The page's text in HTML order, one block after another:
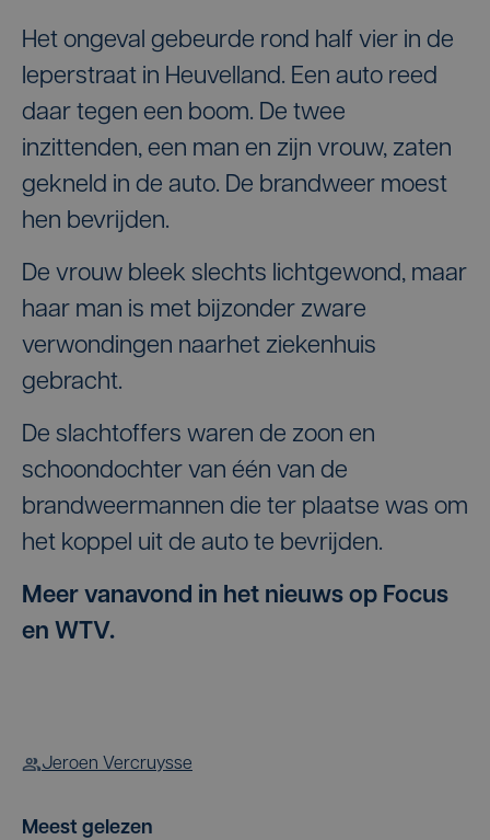
Het ongeval gebeurde rond half vier in de
Ieperstraat in Heuvelland. Een auto reed
daar tegen een boom. De twee
inzittenden, een man en zijn vrouw, zaten
gekneld in de auto. De brandweer moest
hen bevrijden.
De vrouw bleek slechts lichtgewond, maar
haar man is met bijzonder zware
verwondingen naarhet ziekenhuis
gebracht.
De slachtoffers waren de zoon en
schoondochter van één van de
brandweermannen die ter plaatse was om
het koppel uit de auto te bevrijden.
Meer vanavond in het nieuws op Focus
en WTV.
Jeroen Vercruysse
Meest gelezen